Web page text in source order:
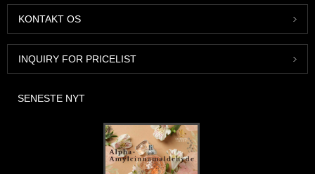
KONTAKT OS
INQUIRY FOR PRICELIST
SENESTE NYT